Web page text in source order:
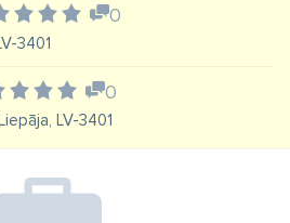
0
3401
0
LV-3401